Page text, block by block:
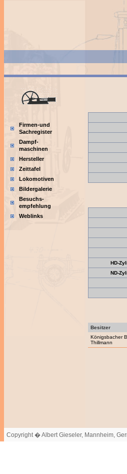
Firmen-und
Sachregister
Dampf-
maschinen
Hersteller
Zeittafel
Lokomotiven
Bildergalerie
Besuchs-
empfehlung
Weblinks
HD-
ND-
Besitzer
Königsbacher
Thillmann
Copyright � Albert Gieseler, Mannheim,